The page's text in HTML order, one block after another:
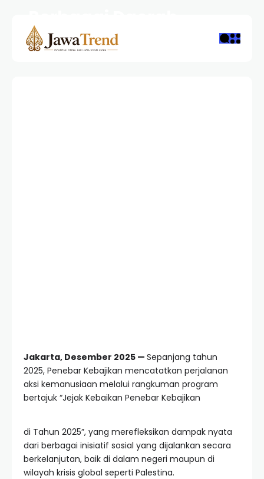
REDAKSI
7 MONTHS AGO
3 VIEWS
Jakarta, Desember 2025 — Sepanjang tahun
2025, Penebar Kebajikan mencatatkan perjalanan
aksi kemanusiaan melalui rangkuman program
bertajuk “Jejak Kebaikan Penebar Kebajikan
di Tahun 2025”, yang merefleksikan dampak nyata
dari berbagai inisiatif sosial yang dijalankan secara
berkelanjutan, baik di dalam negeri maupun di
wilayah krisis global seperti Palestina.